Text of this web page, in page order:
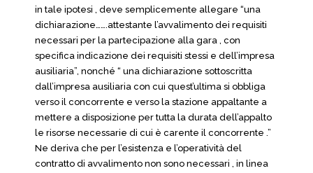
in tale ipotesi , deve semplicemente allegare “una
dichiarazione…….attestante l’avvalimento dei requisiti
necessari per la partecipazione alla gara , con
specifica indicazione dei requisiti stessi e dell’impresa
ausiliaria”, nonché “ una dichiarazione sottoscritta
dall’impresa ausiliaria con cui quest’ultima si obbliga
verso il concorrente e verso la stazione appaltante a
mettere a disposizione per tutta la durata dell’appalto
le risorse necessarie di cui è carente il concorrente .”
Ne deriva che per l’esistenza e l’operatività del
contratto di avvalimento non sono necessari , in linea